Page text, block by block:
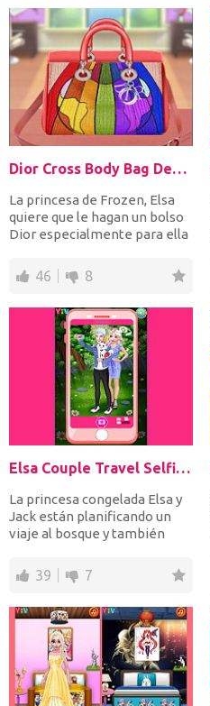
Dior Cross Body Bag Designer
La princesa de Frozen, Elsa
quiere que le hagan un bolso
Dior especialmente para ella
46 8
Elsa Couple Travel Selfie With Pet
La princesa congelada Elsa y
Jack están planificando un
viaje al bosque y también
39 7